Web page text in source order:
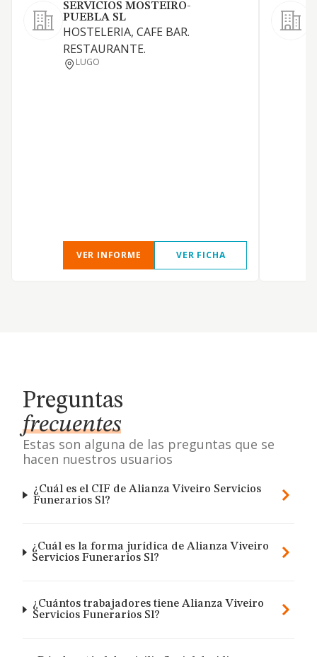
SERVICIOS MOSTEIRO-
PUEBLA SL
HOSTELERIA, CAFE BAR.
RESTAURANTE.
LUGO
VER INFORME VER FICHA
Preguntas
frecuentes
Estas son alguna de las preguntas que se
hacen nuestros usuarios
¿Cuál es el CIF de Alianza Viveiro Servicios
Funerarios Sl?
¿Cuál es la forma jurídica de Alianza Viveiro
Servicios Funerarios Sl?
¿Cuántos trabajadores tiene Alianza Viveiro
Servicios Funerarios Sl?